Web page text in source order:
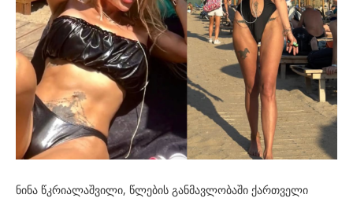
ნინა წკრიალაშვილი, წლების განმავლობაში ქართველი